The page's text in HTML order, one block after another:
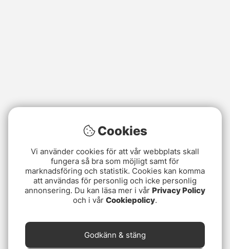
Cookies
Vi använder cookies för att vår webbplats skall
fungera så bra som möjligt samt för
marknadsföring och statistik. Cookies kan komma
att användas för personlig och icke personlig
annonsering. Du kan läsa mer i vår Privacy Policy
och i vår Cookiepolicy.
Godkänn & stäng